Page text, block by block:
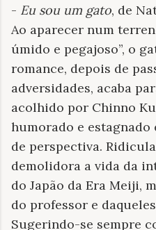
- Eu sou um gato, de
Ao aparecer num
úmido e pegajoso”, o
romance, depois de
adversidades, acaba
acolhido por Chinno
humorado e
de perspectiva.
demolidora a vida da
do Japão da Era Meiji,
do professor e
Sugerindo-se sempre